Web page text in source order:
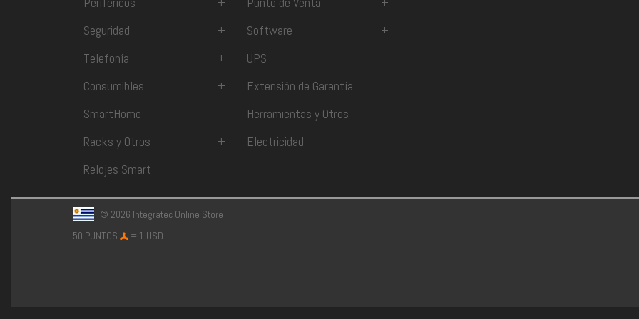
Seguridad
+ Software
+
Telefonía
+
UPS
Consumibles
+
Extensión de Garantía
SmartHome
Herramientas y Otros
Racks y Otros
+
Electricidad
Relojes Smart
© 2026 Integratec Online Store
50 PUNTOS
= 1 USD